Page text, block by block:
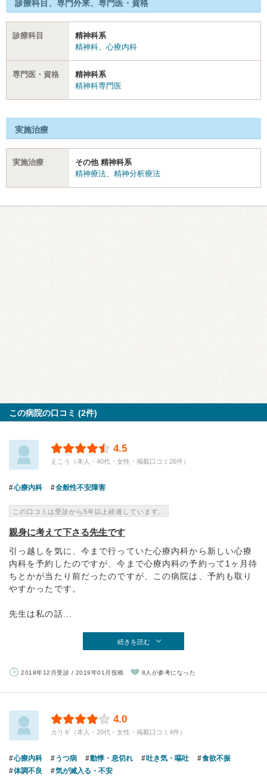
診療科目、専門外来、専門医・資格
診療科目
精神科系
精神科
心療内科
専門医・資格
精神科系
精神科専門医
実施治療
実施治療
その他 精神科系
精神療法
精神分析療法
この病院の口コミ (2件)
4.5
えこう（本人・40代・女性・掲載口コミ26件）
心療内科 全般性不安障害
この口コミは受診から5年以上経過しています。
親身に考えて下さる先生です
引っ越しを気に、今まで行っていた心療内科から新しい心療
内科を予約したのですが、今まで心療内科の予約って1ヶ月待
ちとかが当たり前だったのですが、この病院は、予約も取り
やすかったです。
先生は私の話...
続きを読む
2018年12月受診 / 2019年01月投稿 8人が参考になった
4.0
カリギ（本人・20代・女性・掲載口コミ4件）
心療内科 うつ病 動悸・息切れ 吐き気・嘔吐
食欲不振
体調不良
気が滅入る・不安